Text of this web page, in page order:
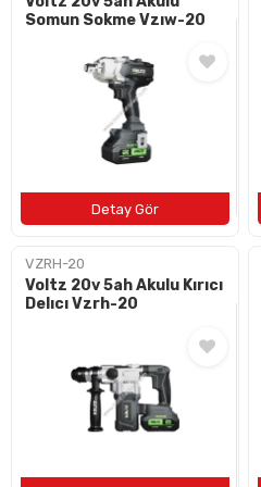
Somun Sokme Vzıw-20
VZRH-20
Voltz 20v 5ah Akulu Kırıcı
Delıcı Vzrh-20